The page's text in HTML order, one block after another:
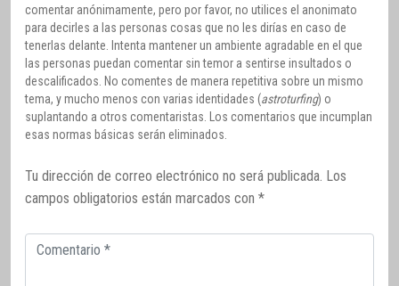
comentar anónimamente, pero por favor, no utilices el anonimato
para decirles a las personas cosas que no les dirías en caso de
tenerlas delante. Intenta mantener un ambiente agradable en el que
las personas puedan comentar sin temor a sentirse insultados o
descalificados. No comentes de manera repetitiva sobre un mismo
tema, y mucho menos con varias identidades (astroturfing) o
suplantando a otros comentaristas. Los comentarios que incumplan
esas normas básicas serán eliminados.
Tu dirección de correo electrónico no será publicada. Los
campos obligatorios están marcados con *
Comentario